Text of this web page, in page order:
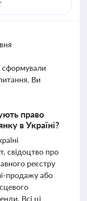
сформували
Ви
право
в Україні?
свідоцтво про
реєстру
продажу або
Всі ці